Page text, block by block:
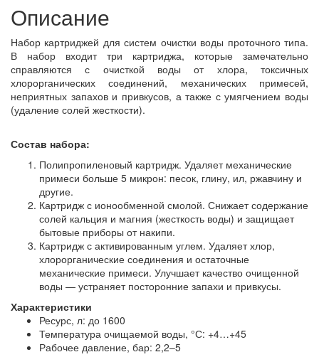
Описание
Набор картриджей для систем очистки воды проточного типа.
В набор входит три картриджа, которые замечательно
справляются с очисткой воды от хлора, токсичных
хлорорганических соединений, механических примесей,
неприятных запахов и привкусов, а также с умягчением воды
(удаление солей жесткости).
Состав набора:
Полипропиленовый картридж. Удаляет механические
примеси больше 5 микрон: песок, глину, ил, ржавчину и
другие.
Картридж с ионообменной смолой. Снижает содержание
солей кальция и магния (жесткость воды) и защищает
бытовые приборы от накипи.
Картридж с активированным углем. Удаляет хлор,
хлорорганические соединения и остаточные
механические примеси. Улучшает качество очищенной
воды — устраняет посторонние запахи и привкусы.
Характеристики
Ресурс, л: до 1600
Температура очищаемой воды, °С: +4…+45
Рабочее давление, бар: 2,2–5